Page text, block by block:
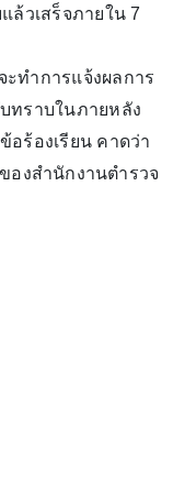
ล้วเสร็จภายใน 7
ทำการแจ้งผลการ
ทราบในภายหลัง
ร้องเรียน คาดว่า
องสำนักงานตำรวจ